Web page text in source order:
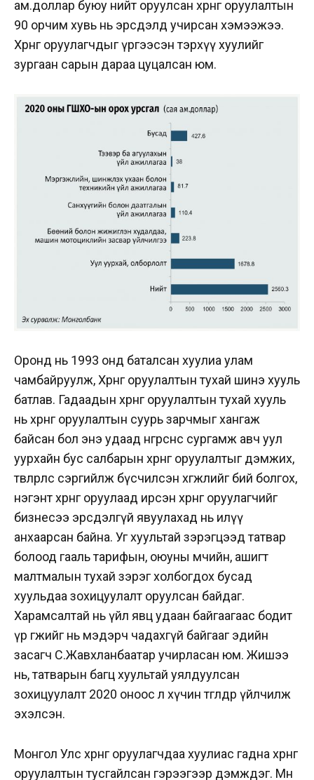
ам.доллар буюу нийт оруулсан хөрөнгө оруулалтын
90 орчим хувь нь эрсдэлд учирсан хэмээжээ.
Хөрөнгө оруулагчдыг үргээсэн тэрхүү хуулийг
зургаан сарын дараа цуцалсан юм.
Оронд нь 1993 онд баталсан хуулиа улам
чамбайруулж, Хөрөнгө оруулалтын тухай шинэ хууль
батлав. Гадаадын хөрөнгө оруулалтын тухай хууль
нь хөрөнгө оруулалтын суурь зарчмыг хангаж
байсан бол энэ удаад өнгөрснөөсөө сургамж авч уул
уурхайн бус салбарын хөрөнгө оруулалтыг дэмжих,
төвлөрлөөс сэргийлж бүсчилсэн хөгжлийг бий болгох,
нэгэнт хөрөнгөө оруулаад ирсэн хөрөнгө оруулагчийг
бизнесээ эрсдэлгүй явуулахад нь илүү
анхаарсан байна. Уг хуультай зэрэгцээд татвар
болоод гааль тарифын, оюуны өмчийн, ашигт
малтмалын тухай зэрэг холбогдох бусад
хуульдаа зохицуулалт оруулсан байдаг.
Харамсалтай нь үйл явц удаан байгаагаас бодит
үр өгөөжийг нь мэдэрч чадахгүй байгааг эдийн
засагч С.Жавхланбаатар учирласан юм. Жишээ
нь, татварын багц хуультай уялдуулсан
зохицуулалт 2020 оноос л хүчин төгөлдөр үйлчилж
эхэлсэн.
Монгол Улс хөрөнгө оруулагчдаа хуулиас гадна хөрөнгө
оруулалтын тусгайлсан гэрээгээр дэмждэг. Мөн